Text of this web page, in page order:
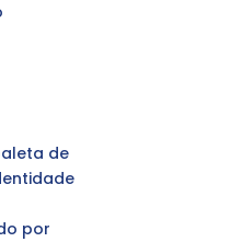
de
por